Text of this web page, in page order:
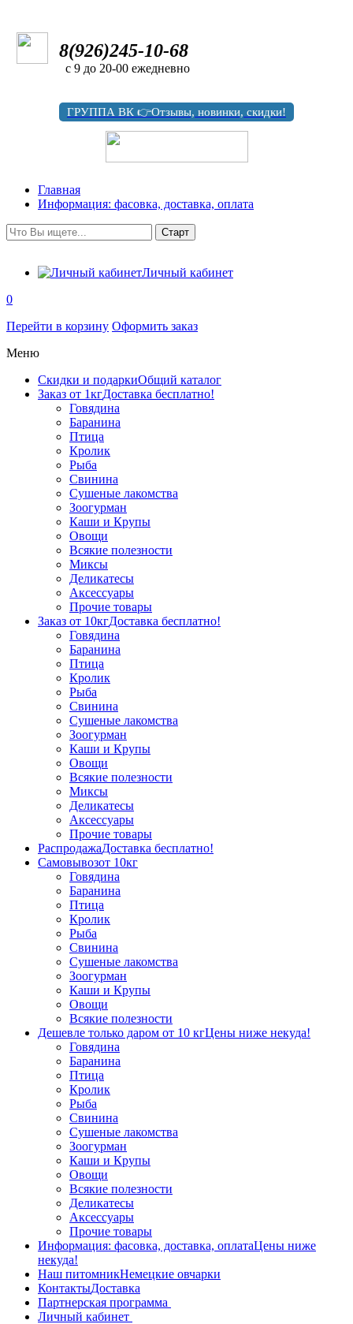
8(926)245-10-68
с 9 до 20-00 ежедневно
ГРУППА ВК 👉Отзывы, новинки, скидки!
Главная
Информация: фасовка, доставка, оплата
Личный кабинет
0
Перейти в корзину Оформить заказ
Меню
Скидки и подаркиОбщий каталог
Заказ от 1кгДоставка бесплатно!
Говядина
Баранина
Птица
Кролик
Рыба
Свинина
Сушеные лакомства
Зоогурман
Каши и Крупы
Овощи
Всякие полезности
Миксы
Деликатесы
Аксессуары
Прочие товары
Заказ от 10кгДоставка бесплатно!
Говядина
Баранина
Птица
Кролик
Рыба
Свинина
Сушеные лакомства
Зоогурман
Каши и Крупы
Овощи
Всякие полезности
Миксы
Деликатесы
Аксессуары
Прочие товары
РаспродажаДоставка бесплатно!
Самовывозот 10кг
Говядина
Баранина
Птица
Кролик
Рыба
Свинина
Сушеные лакомства
Зоогурман
Каши и Крупы
Овощи
Всякие полезности
Дешевле только даром от 10 кгЦены ниже некуда!
Говядина
Баранина
Птица
Кролик
Рыба
Свинина
Сушеные лакомства
Зоогурман
Каши и Крупы
Овощи
Всякие полезности
Деликатесы
Аксессуары
Прочие товары
Информация: фасовка, доставка, оплатаЦены ниже
некуда!
Наш питомникНемецкие овчарки
КонтактыДоставка
Партнерская программа
Личный кабинет